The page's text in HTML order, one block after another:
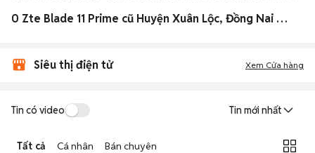
0 Zte Blade 11 Prime cũ Huyện Xuân Lộc, Đồng Nai đẹp
Siêu thị điện tử Xem Cửa hàng
Tin có video Tin mới nhất
Tất cả Cá nhân Bán chuyên